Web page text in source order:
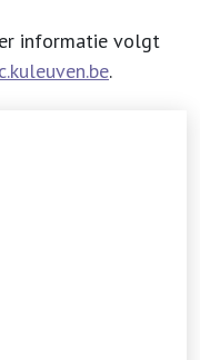
informatie volgt
.